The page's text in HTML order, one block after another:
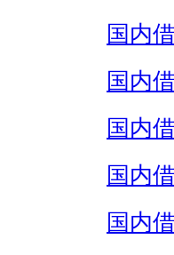
国内
国内
国内
国内
国内